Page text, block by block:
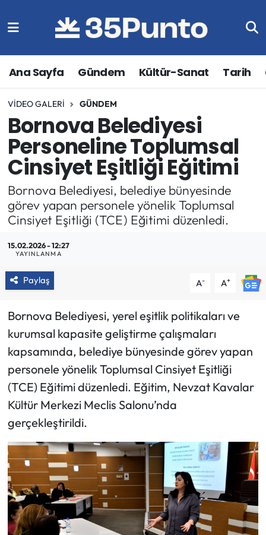
Ana Sayfa Gündem Kültür-Sanat Tarih
VIDEO GALERI GÜNDEM
Bornova Belediyesi
Personeline Toplumsal
Cinsiyet Eşitliği Eğitimi
Bornova Belediyesi, belediye bünyesinde
görev yapan personele yönelik Toplumsal
Cinsiyet Eşitliği (TCE) Eğitimi düzenledi.
15.02.2026 - 12:27
YAYINLANMA
Paylaş A- A+
Bornova Belediyesi, yerel eşitlik politikaları ve
kurumsal kapasite geliştirme çalışmaları
kapsamında, belediye bünyesinde görev yapan
personele yönelik Toplumsal Cinsiyet Eşitliği
(TCE) Eğitimi düzenledi. Eğitim, Nevzat Kavalar
Kültür Merkezi Meclis Salonu’nda
gerçekleştirildi.